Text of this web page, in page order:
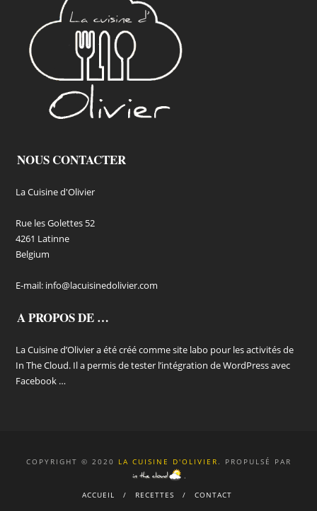
NOUS CONTACTER
La Cuisine d'Olivier
Rue les Golettes 52
4261 Latinne
Belgium
E-mail: info@lacuisinedolivier.com
A PROPOS DE …
La Cuisine d’Olivier a été créé comme site labo pour les activités de
In The Cloud. Il a permis de tester l’intégration de WordPress avec
Facebook …
COPYRIGHT © 2020 LA CUISINE D'OLIVIER . PROPULSÉ PAR
.
ACCUEIL
RECETTES CONTACT